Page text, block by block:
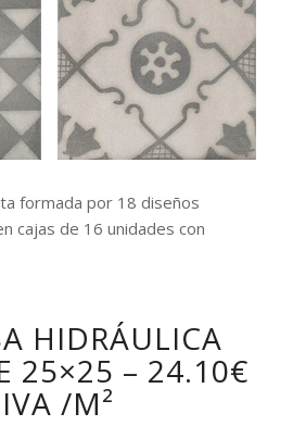
formada por 18 diseños
cajas de 16 unidades con
HIDRÁULICA
25×25 – 24.10€
/M²